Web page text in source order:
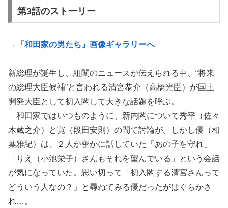
第3話のストーリー
→「和田家の男たち」画像ギャラリーへ
新総理が誕生し、組閣のニュースが伝えられる中、“将来
の総理大臣候補”と言われる清宮恭介（高橋光臣）が国土
開発大臣として初入閣して大きな話題を呼ぶ。
和田家ではいつものように、新内閣について秀平（佐々
木蔵之介）と寛（段田安則）の間で討論が。しかし優（相
葉雅紀）は、２人が密かに話していた「あの子を守れ」
「りえ（小池栄子）さんもそれを望んでいる」という会話
が気になっていた。思い切って「初入閣する清宮さんって
どういう人なの？」と尋ねてみる優だったがはぐらかさ
れ…。